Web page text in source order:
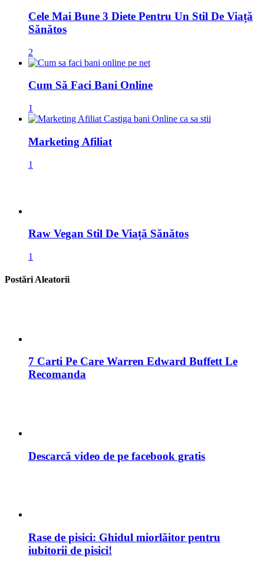
Cele Mai Bune 3 Diete Pentru Un Stil De Viață
Sănătos
2
Cum Să Faci Bani Online
1
Marketing Afiliat
1
Raw Vegan Stil De Viață Sănătos
1
Postări Aleatorii
7 Carti Pe Care Warren Edward Buffett Le
Recomanda
Descarcă video de pe facebook gratis
Rase de pisici: Ghidul miorlăitor pentru
iubitorii de pisici!